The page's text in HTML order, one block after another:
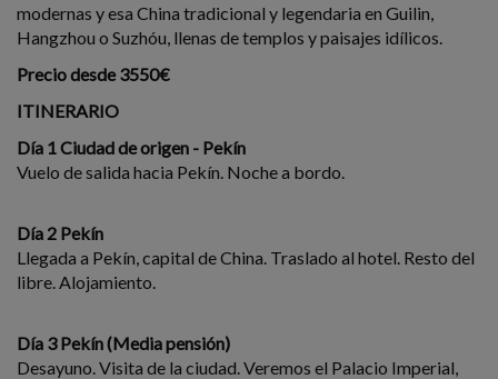
modernas y esa China tradicional y legendaria en Guilin,
Hangzhou o Suzhóu, llenas de templos y paisajes idílicos.
Precio desde 3550€
ITINERARIO
Día 1 Ciudad de origen - Pekín
Vuelo de salida hacia Pekín. Noche a bordo.
Día 2 Pekín
Llegada a Pekín, capital de China. Traslado al hotel. Resto del
libre. Alojamiento.
Día 3 Pekín (Media pensión)
Desayuno. Visita de la ciudad. Veremos el Palacio Imperial,